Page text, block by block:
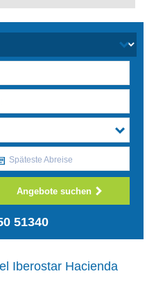
Späteste Abreise
Angebote suchen
51340
Iberostar Hacienda